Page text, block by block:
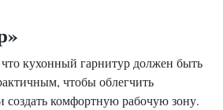
что кухонный гарнитур должен быть
чтобы облегчить
создать комфортную рабочую зону.